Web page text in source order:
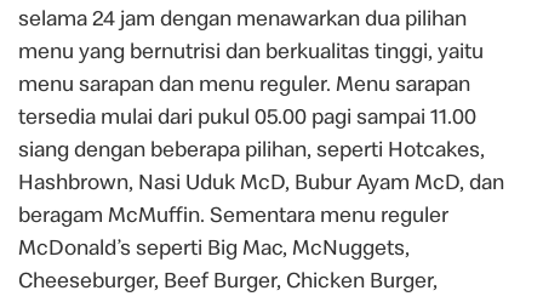
selama 24 jam dengan menawarkan dua pilihan
menu yang bernutrisi dan berkualitas tinggi, yaitu
menu sarapan dan menu reguler. Menu sarapan
tersedia mulai dari pukul 05.00 pagi sampai 11.00
siang dengan beberapa pilihan, seperti Hotcakes,
Hashbrown, Nasi Uduk McD, Bubur Ayam McD, dan
beragam McMuffin. Sementara menu reguler
McDonald’s seperti Big Mac, McNuggets,
Cheeseburger, Beef Burger, Chicken Burger,